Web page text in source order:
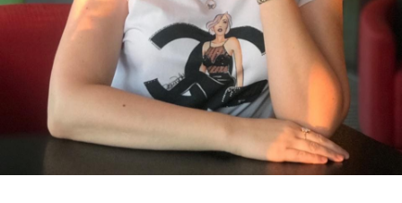
© KINERGETICS RESET KINESIOLOGY® 2025